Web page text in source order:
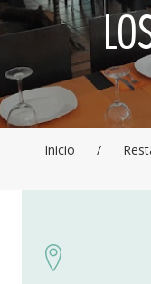
Inicio /